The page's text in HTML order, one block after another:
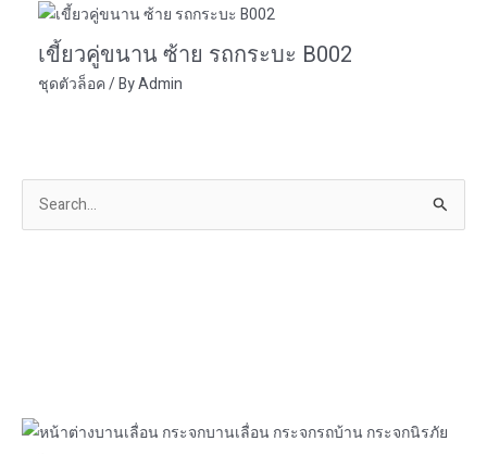
เขี้ยวคู่ขนาน ซ้าย รถกระบะ B002
ชุดตัวล็อค/ ByAdmin
e
o